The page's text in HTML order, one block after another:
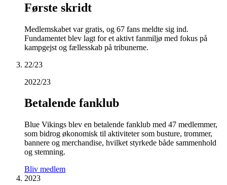
Første skridt
Medlemskabet var gratis, og 67 fans meldte sig ind.
Fundamentet blev lagt for et aktivt fanmiljø med fokus på
kampgejst og fællesskab på tribunerne.
22/23
2022/23
Betalende fanklub
Blue Vikings blev en betalende fanklub med 47 medlemmer,
som bidrog økonomisk til aktiviteter som busture, trommer,
bannere og merchandise, hvilket styrkede både sammenhold
og stemning.
Bliv medlem
2023